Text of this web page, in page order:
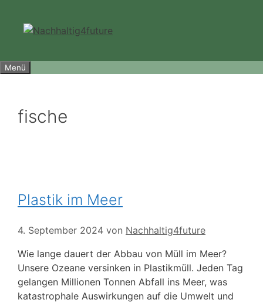
springen
Menü
fische
Plastik im Meer
4. September 2024 von Nachhaltig4future
Wie lange dauert der Abbau von Müll im Meer?
Unsere Ozeane versinken in Plastikmüll. Jeden Tag
gelangen Millionen Tonnen Abfall ins Meer, was
katastrophale Auswirkungen auf die Umwelt und